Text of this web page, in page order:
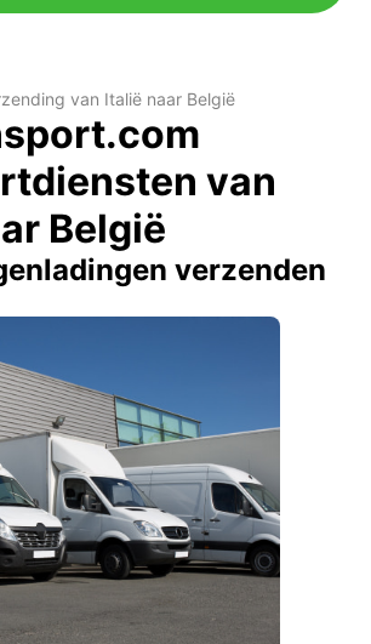
van Italië naar België
van
België
verzenden